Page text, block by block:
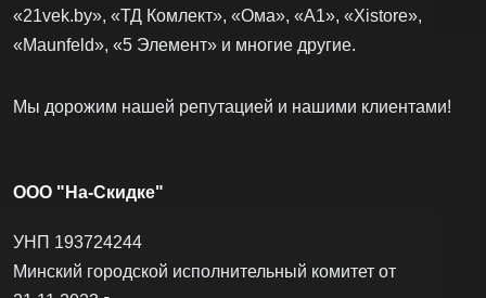
«21vek.by», «ТД Комлект», «Ома», «А1», «Xistore»,
«Maunfeld», «5 Элемент» и многие другие.
Мы дорожим нашей репутацией и нашими клиентами!
ООО "На-Скидке"
УНП 193724244
Минский городской исполнительный комитет от